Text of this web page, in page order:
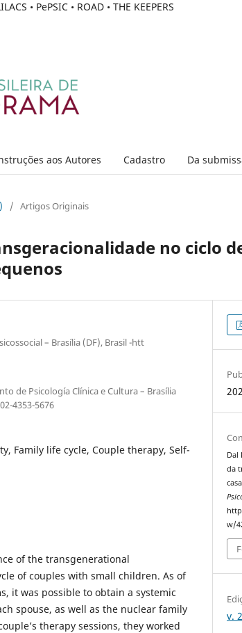
• PePSIC • ROAD • THE KEEPERS
aos Autores Cadastro Da
/ Artigos Originais
no ciclo
– Brasília (DF), Brasil -htt
de Psicología Clínica e Cultura – Brasília
4353-5676
Family life cycle, Couple therapy, Self-
of the transgenerational
of couples with small children. As of
it was possible to obtain a systemic
spouse, as well as the nuclear family
therapy sessions, they worked
Dal
da
w/
v.